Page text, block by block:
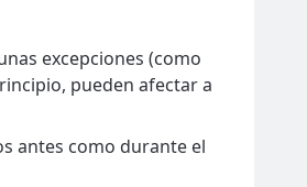
excepciones (como
pueden afectar a
antes como durante el